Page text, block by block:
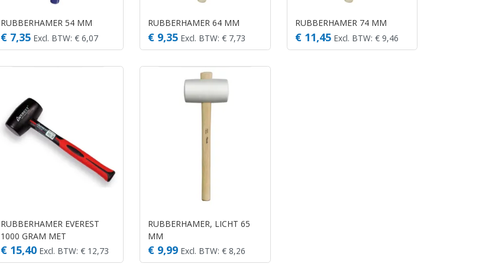
RUBBERHAMER 54 MM
€ 7,35 Excl. BTW: € 6,07
RUBBERHAMER 64 MM
€ 9,35 Excl. BTW: € 7,73
RUBBERHAMER 74 MM
€ 11,45 Excl. BTW: € 9,46
RUBBERHAMER EVEREST
1000 GRAM MET
FIBERGLASSTEEL. HARD 90
SHORE. (GEWI
€ 15,40 Excl. BTW: € 12,73
RUBBERHAMER, LICHT 65
MM
€ 9,99 Excl. BTW: € 8,26